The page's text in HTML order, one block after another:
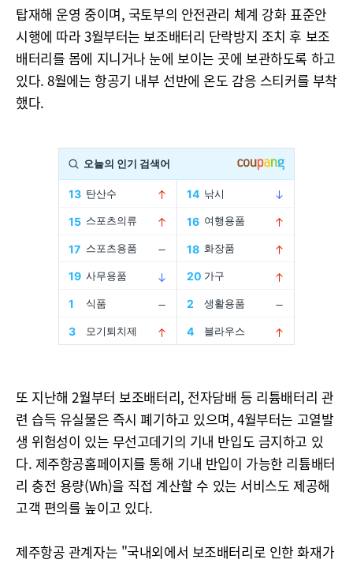
탑재해 운영 중이며, 국토부의 안전관리 체계 강화 표준안
시행에 따라 3월부터는 보조배터리 단락방지 조치 후 보조
배터리를 몸에 지니거나 눈에 보이는 곳에 보관하도록 하고
있다. 8월에는 항공기 내부 선반에 온도 감응 스티커를 부착
했다.
또 지난해 2월부터 보조배터리, 전자담배 등 리튬배터리 관
련 습득 유실물은 즉시 폐기하고 있으며, 4월부터는 고열발
생 위험성이 있는 무선고데기의 기내 반입도 금지하고 있
다. 제주항공홈페이지를 통해 기내 반입이 가능한 리튬배터
리 충전 용량(Wh)을 직접 계산할 수 있는 서비스도 제공해
고객 편의를 높이고 있다.
제주항공 관계자는 "국내외에서 보조배터리로 인한 화재가